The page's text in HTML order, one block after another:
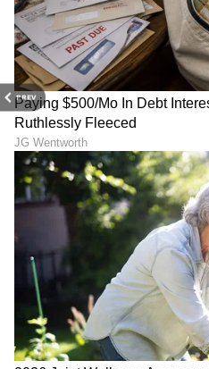
PREV
LATEST VIDEOS
ABOUT THE AUTHOR
CK Chethan Kumar